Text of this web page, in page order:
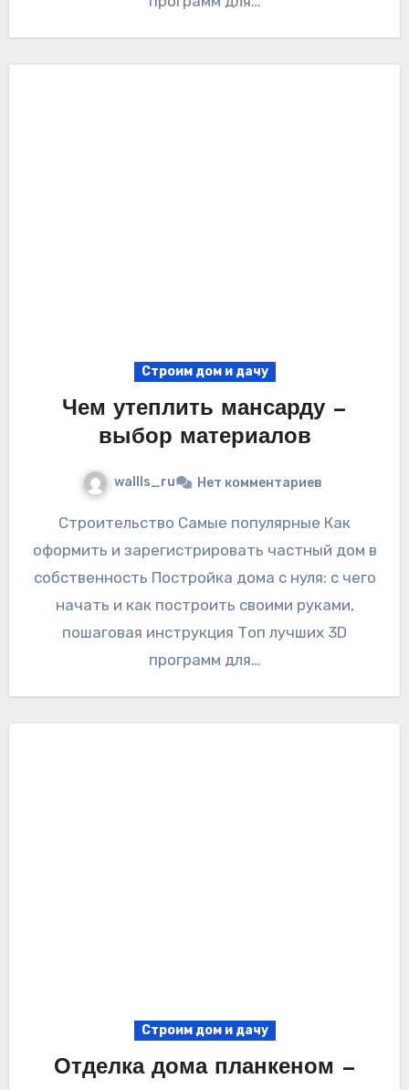
Строим дом и дачу
Чем утеплить мансарду —
выбор материалов
wallls_ru Нет комментариев
Строительство Самые популярные Как
оформить и зарегистрировать частный дом в
собственность Постройка дома с нуля: с чего
начать и как построить своими руками,
пошаговая инструкция Топ лучших 3D
программ для…
Строим дом и дачу
Отделка дома планкеном —